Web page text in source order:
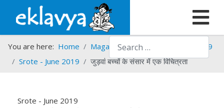
Search
You are here: Home Magazines Srote
Srote - 2019
Srote - June 2019
जुड़वां बच्चों के संसार में एक विचित्रता
Srote - June 2019